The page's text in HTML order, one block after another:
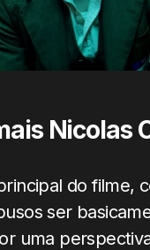
Nicolas
do filme,
ser
uma